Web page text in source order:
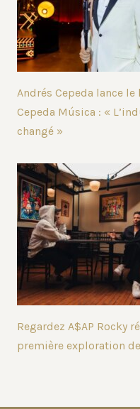
Andrés Cepeda lance
Cepeda Música : «
changé »
Regardez A$AP Rocky
première exploration